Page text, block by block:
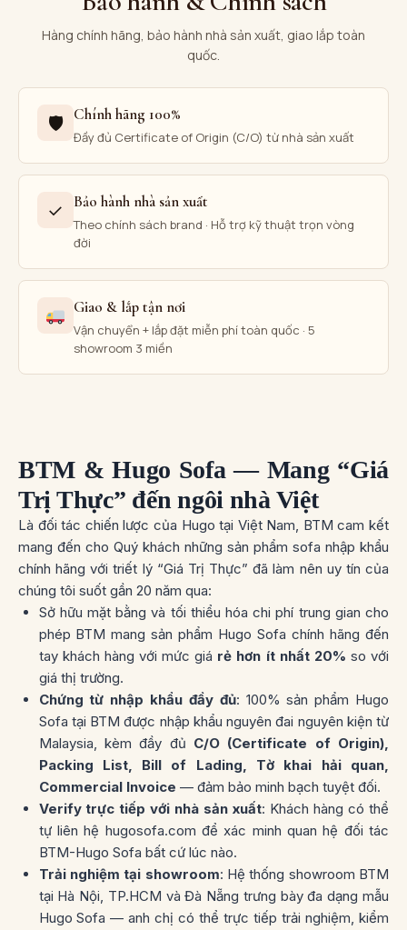
Hàng chính hãng, bảo hành nhà sản xuất, giao lắp toàn
quốc.
🛡 Chính hãng 100%
Đầy đủ Certificate of Origin (C/O) từ nhà sản xuất
✓ Bảo hành nhà sản xuất
Theo chính sách brand · Hỗ trợ kỹ thuật trọn vòng
đời
Giao & lắp tận nơi
Vận chuyển + lắp đặt miễn phí toàn quốc · 5
showroom 3 miền
BTM & Hugo Sofa — Mang “Giá
Trị Thực” đến ngôi nhà Việt
Là đối tác chiến lược của Hugo tại Việt Nam, BTM cam kết
mang đến cho Quý khách những sản phẩm sofa nhập khẩu
chính hãng với triết lý “Giá Trị Thực” đã làm nên uy tín của
chúng tôi suốt gần 20 năm qua:
Sở hữu mặt bằng và tối thiểu hóa chi phí trung gian cho
phép BTM mang sản phẩm Hugo Sofa chính hãng đến
tay khách hàng với mức giá rẻ hơn ít nhất 20% so với
giá thị trường.
Chứng từ nhập khẩu đầy đủ: 100% sản phẩm Hugo
Sofa tại BTM được nhập khẩu nguyên đai nguyên kiện từ
Malaysia, kèm đầy đủ C/O (Certificate of Origin),
Packing List, Bill of Lading, Tờ khai hải quan,
Commercial Invoice — đảm bảo minh bạch tuyệt đối.
Verify trực tiếp với nhà sản xuất: Khách hàng có thể
tự liên hệ hugosofa.com để xác minh quan hệ đối tác
BTM-Hugo Sofa bất cứ lúc nào.
Trải nghiệm tại showroom: Hệ thống showroom BTM
tại Hà Nội, TP.HCM và Đà Nẵng trưng bày đa dạng mẫu
Hugo Sofa — anh chị có thể trực tiếp trải nghiệm, kiểm